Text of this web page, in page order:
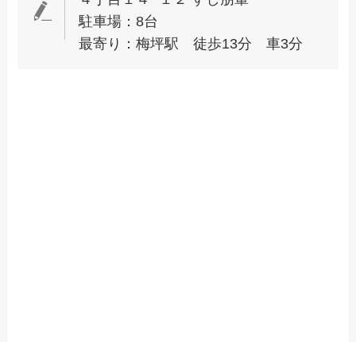
駐車場：8台
最寄り：梅坪駅 徒歩13分 車3分